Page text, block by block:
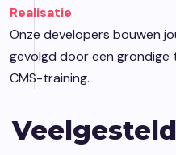
Realisatie
Onze developers bouwen
gevolgd door een grondige
CMS-training.